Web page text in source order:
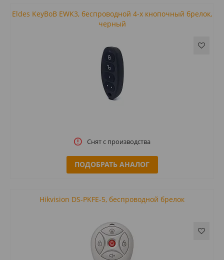
Eldes KeyBoB EWK3, беспроводной 4-х кнопочный брелок,
черный
Снят с производства
ПОДОБРАТЬ АНАЛОГ
Hikvision DS-PKFE-5, беспроводной брелок